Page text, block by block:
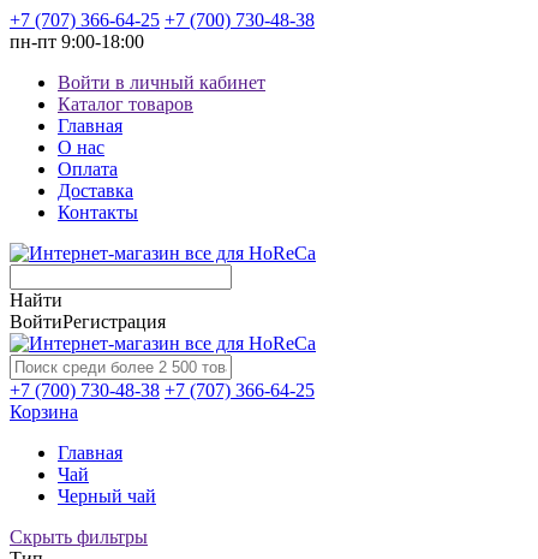
+7 (707) 366-64-25 +7 (700) 730-48-38
пн-пт 9:00-18:00
Войти в личный кабинет
Каталог товаров
Главная
О нас
Оплата
Доставка
Контакты
Найти
ВойтиРегистрация
+7 (700) 730-48-38 +7 (707) 366-64-25
Корзина
Главная
Чай
Черный чай
Скрыть фильтры